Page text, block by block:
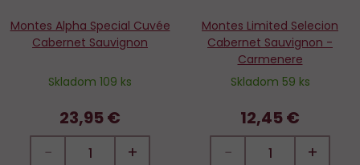
Montes Alpha Special Cuvée
Cabernet Sauvignon
Skladom 109 ks
23,95 €
− +
Montes Limited Selecion
Cabernet Sauvignon -
Carmenere
Skladom 59 ks
12,45 €
− +